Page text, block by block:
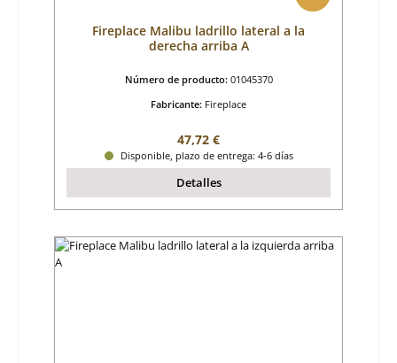
Fireplace Malibu ladrillo lateral a la
derecha arriba A
Número de producto: 01045370
Fabricante: Fireplace
Precio normal:
47,72 €
Disponible, plazo de entrega: 4-6 días
Detalles